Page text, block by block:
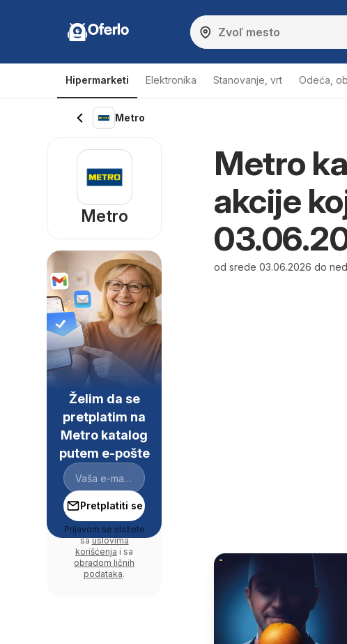
Oferlo
Hipermarketi Elektronika Stanovanje, vrt Odeća,
Metro
Metro
akcije
od srede 03.06.2026 do
Metro
Želim da se
pretplatim na
Metro katalog
putem e-pošte
Pretplatiti se
Prijavom se slažete
sauslovima
korišćenja i sa
obradom ličnih
podataka.